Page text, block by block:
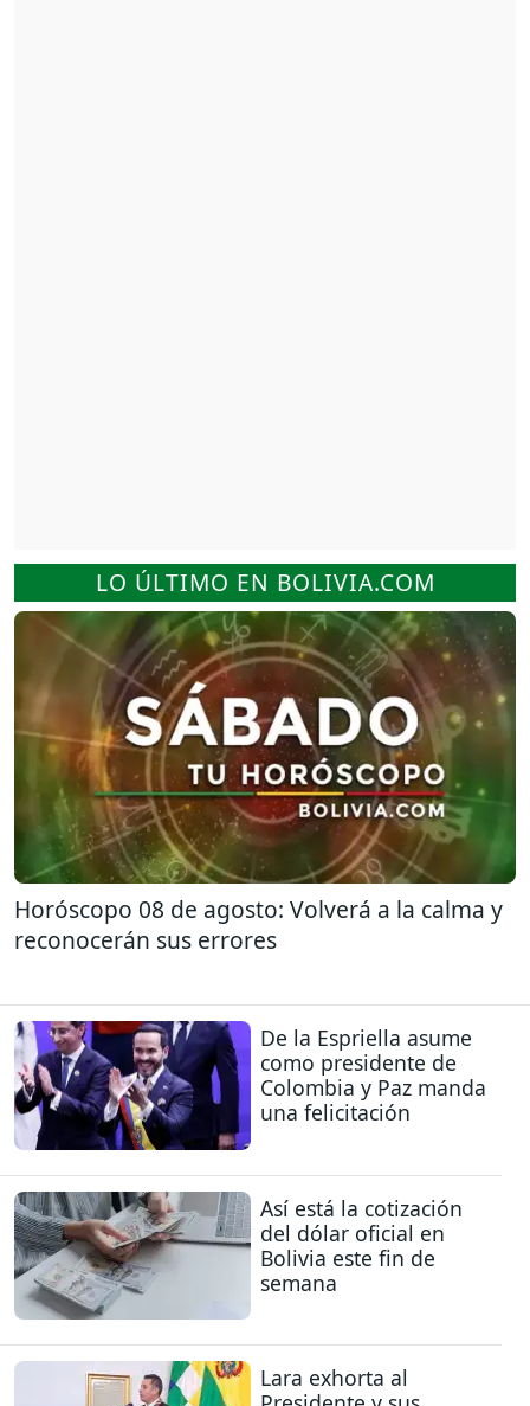
LO ÚLTIMO EN BOLIVIA.COM
Horóscopo 08 de agosto: Volverá a la calma y
reconocerán sus errores
De la Espriella asume
como presidente de
Colombia y Paz manda
una felicitación
Así está la cotización
del dólar oficial en
Bolivia este fin de
semana
Lara exhorta al